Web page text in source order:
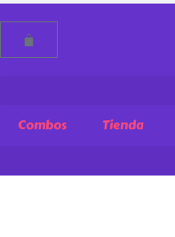
Combos Tienda